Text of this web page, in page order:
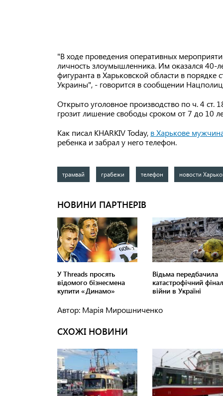
"В ходе проведения оперативных
личность злоумышленника. Им оказался 40-
фигуранта в Харьковской области в порядке
Украины", - говорится в сообщении
Открыто уголовное производство по ч. 4
грозит лишение свободы сроком от 7 до 10
Как писал KHARKIV Today, в Харькове
ребенка и забрал у него телефон.
трамвай грабежи телефон новости
Автор: Марія Мирошниченко
СХОЖІ НОВИНИ